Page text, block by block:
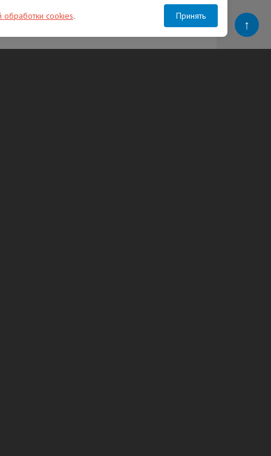
обработки cookies. Принять
↑